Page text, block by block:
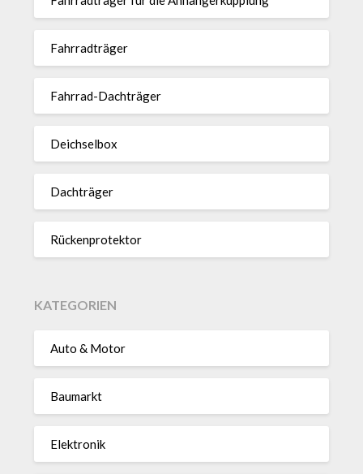
Fahr­rad­träger
Fahrrad-Dach­träger
Deich­selbox
Dach­träger
Rücken­pro­tektor
KATEGORIEN
Auto & Motor
Baumarkt
Elektronik